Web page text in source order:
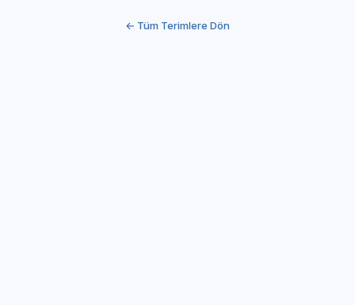
← Tüm Terimlere Dön